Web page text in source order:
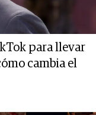
para llevar
cambia el